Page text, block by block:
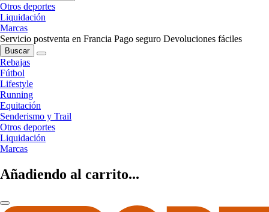
Otros deportes
Liquidación
Marcas
Servicio postventa en Francia Pago seguro Devoluciones fáciles
Buscar
Rebajas
Fútbol
Lifestyle
Running
Equitación
Senderismo y Trail
Otros deportes
Liquidación
Marcas
Añadiendo al carrito...